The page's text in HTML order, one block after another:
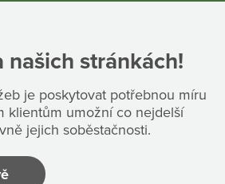
našich stránkách!
je poskytovat potřebnou míru
klientům umožní co nejdelší
jejich soběstačnosti.